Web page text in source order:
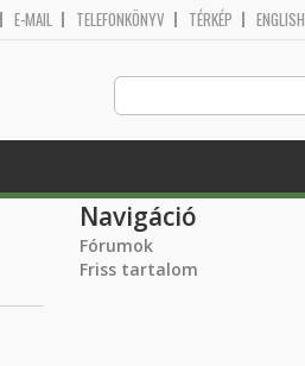
E-MAIL TELEFONKÖNYV TÉRKÉP ENGLISH
Navigáció
Fórumok
Friss tartalom